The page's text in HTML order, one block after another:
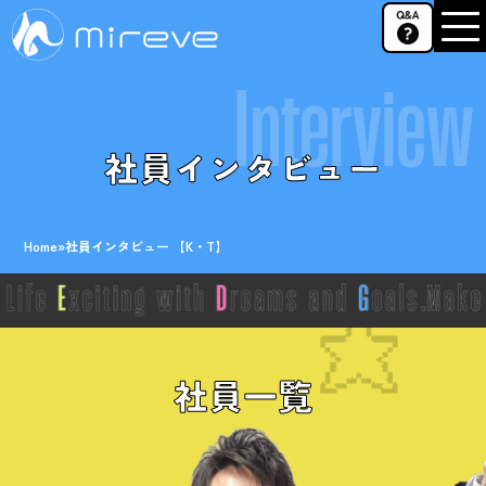
Interview
社員インタビュー
Home»社員インタビュー 【K・T】
社員一覧